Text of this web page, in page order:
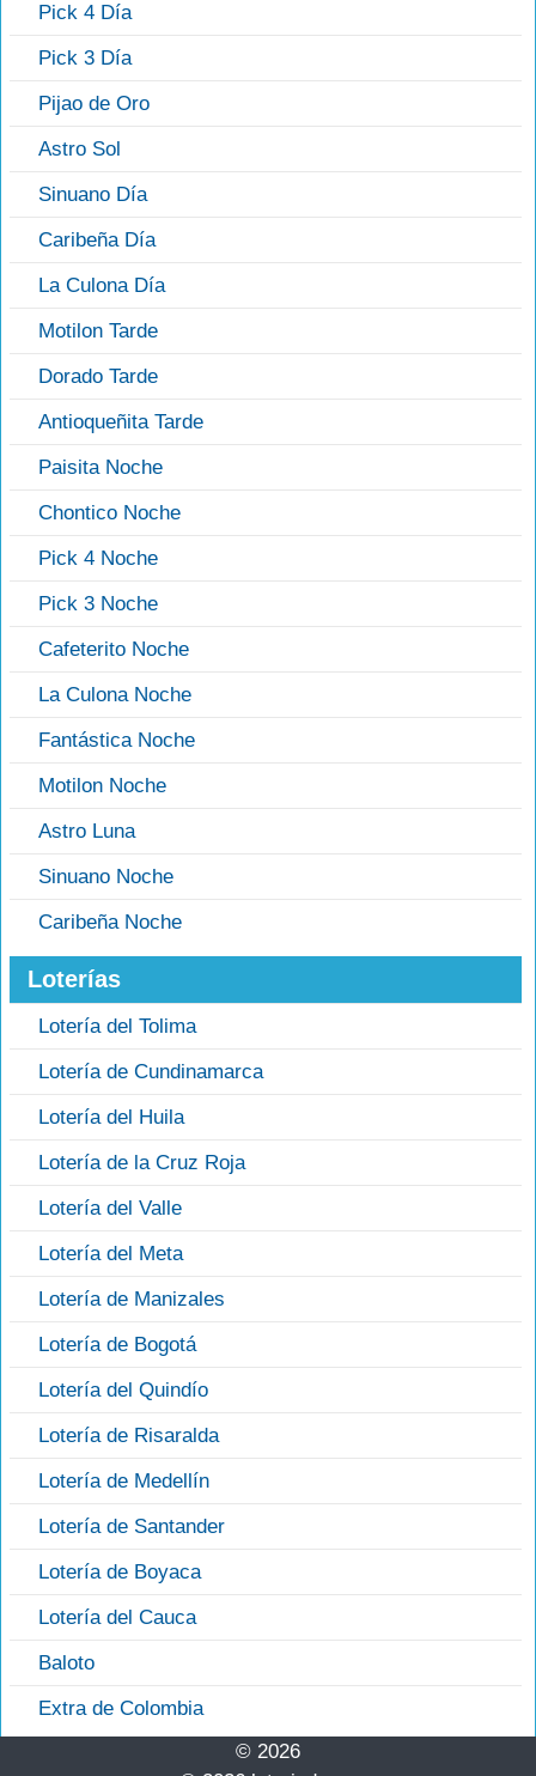
Pick 4 Día
Pick 3 Día
Pijao de Oro
Astro Sol
Sinuano Día
Caribeña Día
La Culona Día
Motilon Tarde
Dorado Tarde
Antioqueñita Tarde
Paisita Noche
Chontico Noche
Pick 4 Noche
Pick 3 Noche
Cafeterito Noche
La Culona Noche
Fantástica Noche
Motilon Noche
Astro Luna
Sinuano Noche
Caribeña Noche
Loterías
Lotería del Tolima
Lotería de Cundinamarca
Lotería del Huila
Lotería de la Cruz Roja
Lotería del Valle
Lotería del Meta
Lotería de Manizales
Lotería de Bogotá
Lotería del Quindío
Lotería de Risaralda
Lotería de Medellín
Lotería de Santander
Lotería de Boyaca
Lotería del Cauca
Baloto
Extra de Colombia
© 2026